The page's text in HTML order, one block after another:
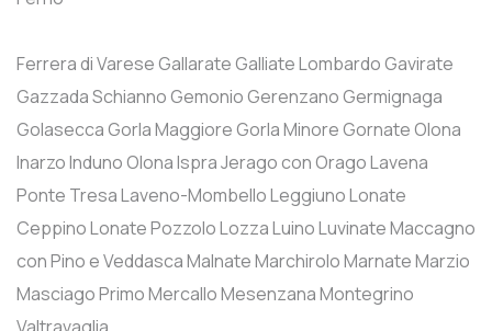
Ferrera di Varese Gallarate Galliate Lombardo Gavirate
Gazzada Schianno Gemonio Gerenzano Germignaga
Golasecca Gorla Maggiore Gorla Minore Gornate Olona
InarzoInduno OlonaIspraJerago con OragoLavena
Ponte TresaLaveno-MombelloLeggiunoLonate
CeppinoLonate PozzoloLozzaLuinoLuvinateMaccagno
con Pino e VeddascaMalnateMarchiroloMarnateMarzio
Masciago PrimoMercalloMesenzanaMontegrino